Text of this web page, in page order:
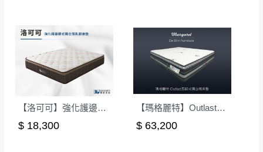
【洛可可】強化護邊硬式獨立筒乳膠床墊-單人3.5尺｜德新床墊
$ 18,300
【瑪格麗特】Outlast五段式獨立筒床墊-3.5尺單人(軟硬適中)｜德新 VIP 床墊
$ 63,200